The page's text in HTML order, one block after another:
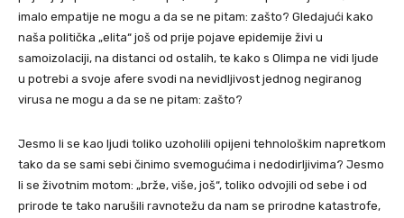
imalo empatije ne mogu a da se ne pitam: zašto? Gledajući kako
naša politička „elita“ još od prije pojave epidemije živi u
samoizolaciji, na distanci od ostalih, te kako s Olimpa ne vidi ljude
u potrebi a svoje afere svodi na nevidljivost jednog negiranog
virusa ne mogu a da se ne pitam: zašto?
Jesmo li se kao ljudi toliko uzoholili opijeni tehnološkim napretkom
tako da se sami sebi činimo svemogućima i nedodirljivima? Jesmo
li se životnim motom: „brže, više, još“, toliko odvojili od sebe i od
prirode te tako narušili ravnotežu da nam se prirodne katastrofe,